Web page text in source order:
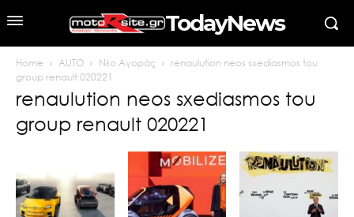
TodayNews
Home AUTO Νέο Αγοράς
renaulution neos sxediasmos tou
group renault 020221
renaulution neos sxediasmos tou
group renault 020221